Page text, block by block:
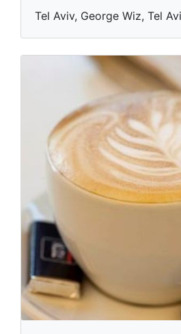
Tel Aviv, George Wiz, Tel